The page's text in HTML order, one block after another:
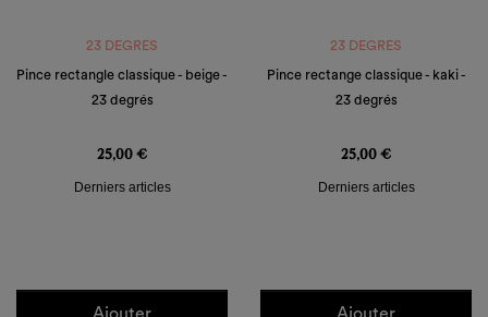
23 DEGRES
Pince rectangle classique - beige -
23 degrés
25,00 €
Derniers articles
23 DEGRES
Pince rectange classique - kaki -
23 degrés
25,00 €
Derniers articles